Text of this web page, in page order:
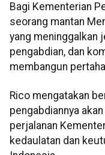
Bagi Kementerian
seorang mantan
yang meninggalkan
pengabdian, dan
membangun
Rico mengatakan
pengabdiannya
perjalanan
kedaulatan dan